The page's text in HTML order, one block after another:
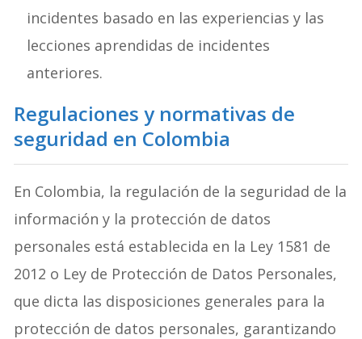
incidentes basado en las experiencias y las
lecciones aprendidas de incidentes
anteriores.
Regulaciones y normativas de
seguridad en Colombia
En Colombia, la regulación de la seguridad de la
información y la protección de datos
personales está establecida en la Ley 1581 de
2012 o Ley de Protección de Datos Personales,
que dicta las disposiciones generales para la
protección de datos personales, garantizando